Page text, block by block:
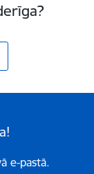
e-pastā.